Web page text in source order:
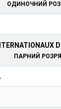
ОДИНОЧНИЙ
ПАРНИЙ